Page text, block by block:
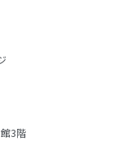
3階